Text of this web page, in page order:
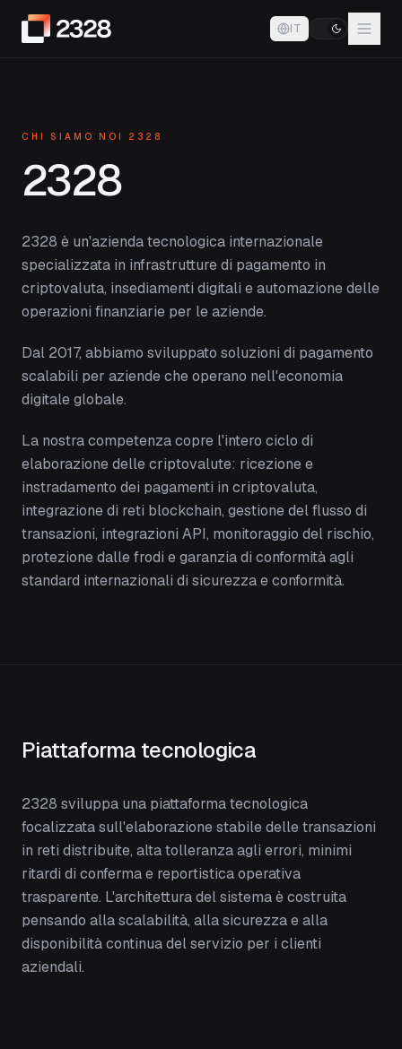
IT
CHI SIAMO NOI 2328
2328
2328 è un'azienda tecnologica internazionale
specializzata in infrastrutture di pagamento in
criptovaluta, insediamenti digitali e automazione delle
operazioni finanziarie per le aziende.
Dal 2017, abbiamo sviluppato soluzioni di pagamento
scalabili per aziende che operano nell'economia
digitale globale.
La nostra competenza copre l'intero ciclo di
elaborazione delle criptovalute: ricezione e
instradamento dei pagamenti in criptovaluta,
integrazione di reti blockchain, gestione del flusso di
transazioni, integrazioni API, monitoraggio del rischio,
protezione dalle frodi e garanzia di conformità agli
standard internazionali di sicurezza e conformità.
Piattaforma tecnologica
2328 sviluppa una piattaforma tecnologica
focalizzata sull'elaborazione stabile delle transazioni
in reti distribuite, alta tolleranza agli errori, minimi
ritardi di conferma e reportistica operativa
trasparente. L'architettura del sistema è costruita
pensando alla scalabilità, alla sicurezza e alla
disponibilità continua del servizio per i clienti
aziendali.